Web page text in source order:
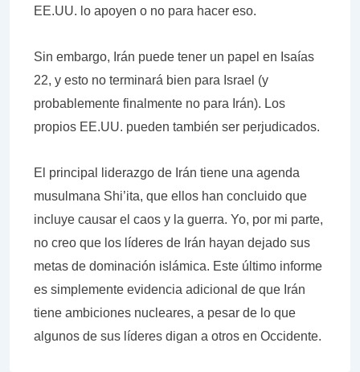
EE.UU. lo apoyen o no para hacer eso.
Sin embargo, Irán puede tener un papel en Isaías
22, y esto no terminará bien para Israel (y
probablemente finalmente no para Irán). Los
propios EE.UU. pueden también ser perjudicados.
El principal liderazgo de Irán tiene una agenda
musulmana Shi’ita, que ellos han concluido que
incluye causar el caos y la guerra. Yo, por mi parte,
no creo que los líderes de Irán hayan dejado sus
metas de dominación islámica. Este último informe
es simplemente evidencia adicional de que Irán
tiene ambiciones nucleares, a pesar de lo que
algunos de sus líderes digan a otros en Occidente.